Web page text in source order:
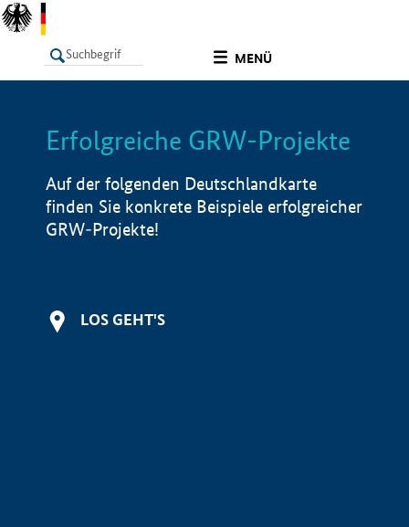
MENÜ
LISTE Info
Erfolgreiche GRW-Projekte
Auf der folgenden Deutschlandkarte
finden Sie konkrete Beispiele erfolgreicher
GRW-Projekte!
LOS GEHT'S